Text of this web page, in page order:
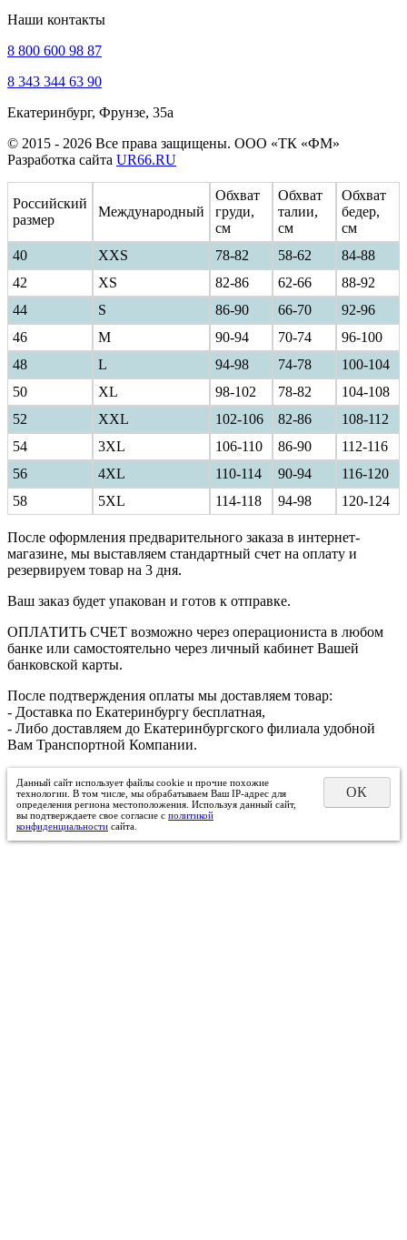
Наши контакты
8 800 600 98 87
8 343 344 63 90
Екатеринбург, Фрунзе, 35а
© 2015 - 2026 Все права защищены. ООО «ТК «ФМ»
Разработка сайта UR66.RU
Российский
размер
Международный
Обхват
груди,
см
Обхват
талии,
см
Обхват
бедер,
см
40
ХXS 78-82 58-62
84-88
42
XS 82-86 62-66
88-92
44
S 86-90 66-70
92-96
46
M 90-94 70-74
96-100
48
L 94-98 74-78
100-104
50
XL 98-102 78-82
104-108
52
XXL 102-106 82-86
108-112
54
3XL 106-110 86-90
112-116
56
4XL 110-114 90-94
116-120
58
5XL 114-118 94-98 120-124
После оформления предварительного заказа в интернет-
магазине, мы выставляем стандартный счет на оплату и
резервируем товар на 3 дня.
Ваш заказ будет упакован и готов к отправке.
ОПЛАТИТЬ СЧЕТ возможно через операциониста в любом
банке или самостоятельно через личный кабинет Вашей
банковской карты.
После подтверждения оплаты мы доставляем товар:
- Доставка по Екатеринбургу бесплатная,
- Либо доставляем до Екатеринбургского филиала удобной
Вам Транспортной Компании.
Данный сайт использует файлы cookie и прочие похожие
технологии. В том числе, мы обрабатываем Ваш IP-адрес для
определения региона местоположения. Используя данный сайт,
вы подтверждаете свое согласие с политикой
конфиденциальности сайта.
ОК